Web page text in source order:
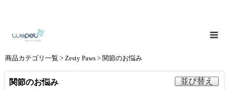
商品カテゴリ一覧 > Zesty Paws > 関節のお悩み
並び替え
関節のお悩み